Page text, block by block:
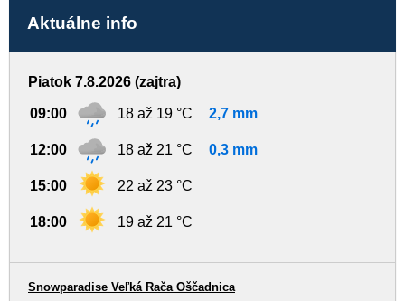
Aktuálne info
Piatok 7.8.2026 (zajtra)
09:00 18 až 19 °C 2,7 mm
12:00 18 až 21 °C 0,3 mm
15:00 22 až 23 °C
18:00 19 až 21 °C
Snowparadise Veľká Rača Oščadnica